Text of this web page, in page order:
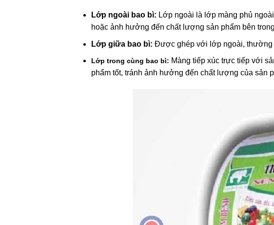
Lớp ngoài bao bì: Lớp ngoài là lớp màng phủ
hoặc ảnh hưởng đến chất lượng sản phẩm bên
Lớp giữa bao bì: Được ghép với lớp ngoài, thường
Lớp trong cùng bao bì: Màng tiếp xúc trực tiếp với
phẩm tốt, tránh ảnh hưởng đến chất lượng của sản